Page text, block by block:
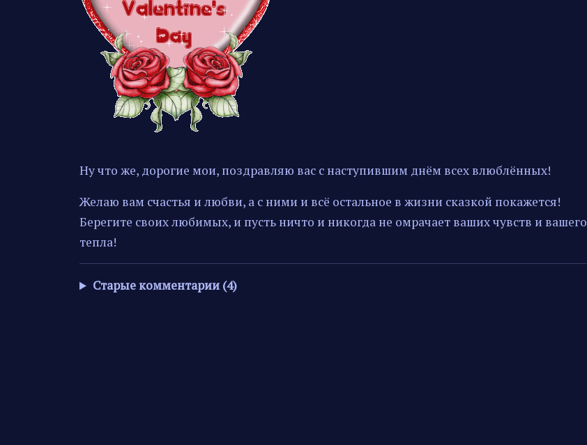
Ну что же, дорогие мои, поздравляю вас с наступившим днём всех влюблённых!
Желаю вам счастья и любви, а с ними и всё остальное в жизни сказкой покажется!
Берегите своих любимых, и пусть ничто и никогда не омрачает ваших чувств и вашего
тепла!
Старые комментарии (4)